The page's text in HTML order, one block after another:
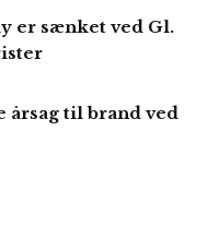
er sænket ved Gl.
årsag til brand ved